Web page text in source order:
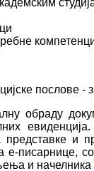
послове
обраду
и
и